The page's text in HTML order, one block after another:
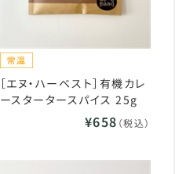
［エヌ・ハーベスト］有機カレ
ースタータースパイス 25g
¥658 （税込）